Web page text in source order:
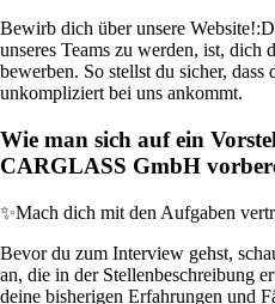
Bewirb dich über unsere Website!:
unseres Teams zu werden, ist, dich
bewerben. So stellst du sicher,
unkompliziert bei uns ankommt.
Wie man sich auf ein
CARGLASS GmbH
✨Mach dich mit den Aufgaben
Bevor du zum Interview gehst,
an, die in der Stellenbeschreibung
deine bisherigen Erfahrungen und